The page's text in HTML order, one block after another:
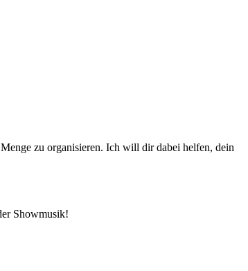
zu organisieren. Ich will dir dabei helfen, dein
Showmusik!